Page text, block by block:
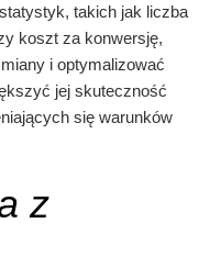
takich jak liczba
koszt za konwersję,
i optymalizować
jej skuteczność
się warunków
z